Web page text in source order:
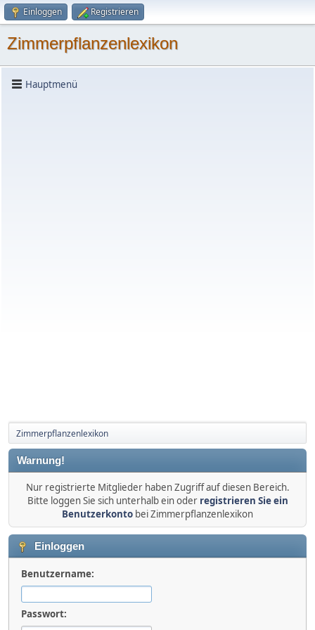
Einloggen Registrieren
Zimmerpflanzenlexikon
Hauptmenü
Zimmerpflanzenlexikon
Warnung!
Nur registrierte Mitglieder haben Zugriff auf diesen Bereich.
Bitte loggen Sie sich unterhalb ein oder registrieren Sie ein
Benutzerkonto bei Zimmerpflanzenlexikon
Einloggen
Benutzername:
Passwort: